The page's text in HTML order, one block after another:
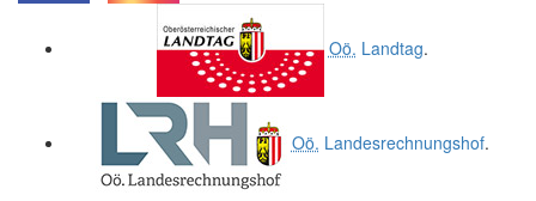
Oö. Landtag.
Oö. Landesrechnungshof.